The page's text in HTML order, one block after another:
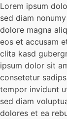
Lorem ipsum
sed diam
dolore magna
eos et accusam
clita kasd
ipsum dolor sit
consetetur
tempor invidunt
sed diam
dolores et ea